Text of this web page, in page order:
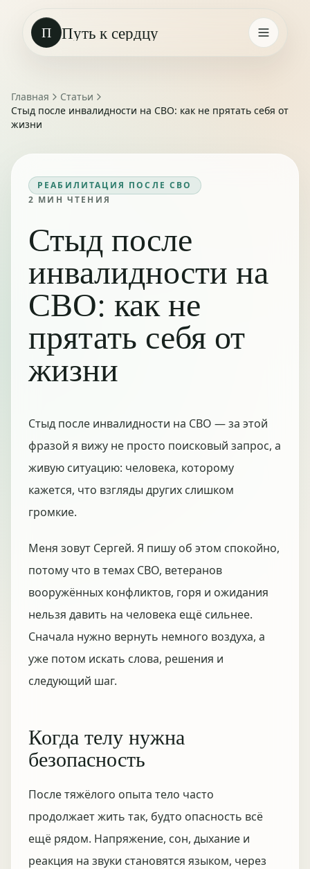
П Путь к сердцу
Главная
Статьи
Стыд после инвалидности на СВО: как не прятать себя от
жизни
РЕАБИЛИТАЦИЯ ПОСЛЕ СВО
2 МИН ЧТЕНИЯ
Стыд после
инвалидности на
СВО: как не
прятать себя от
жизни
Стыд после инвалидности на СВО — за этой
фразой я вижу не просто поисковый запрос, а
живую ситуацию: человека, которому
кажется, что взгляды других слишком
громкие.
Меня зовут Сергей. Я пишу об этом спокойно,
потому что в темах СВО, ветеранов
вооружённых конфликтов, горя и ожидания
нельзя давить на человека ещё сильнее.
Сначала нужно вернуть немного воздуха, а
уже потом искать слова, решения и
следующий шаг.
Когда телу нужна
безопасность
После тяжёлого опыта тело часто
продолжает жить так, будто опасность всё
ещё рядом. Напряжение, сон, дыхание и
реакция на звуки становятся языком, через